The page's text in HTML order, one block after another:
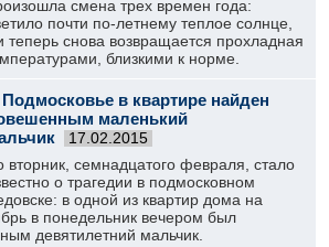
смена трех времен года:
почти по-летнему теплое солнце,
теперь снова возвращается прохладная
близкими к норме.
в квартире найден
маленький
17.02.2015
вторник, семнадцатого февраля, стало
о трагедии в подмосковном
в одной из квартир дома на
в понедельник вечером был
девятилетний мальчик.